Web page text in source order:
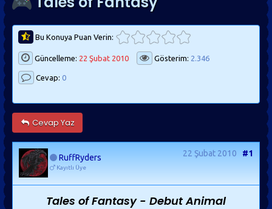
Bu Konuya Puan Verin:
Güncelleme: 22 Şubat 2010 Gösterim: 2.346
Cevap: 0
Cevap Yaz
RuffRyders
Kayıtlı Üye
22 Şubat 2010 #1
Tales of Fantasy - Debut Animal